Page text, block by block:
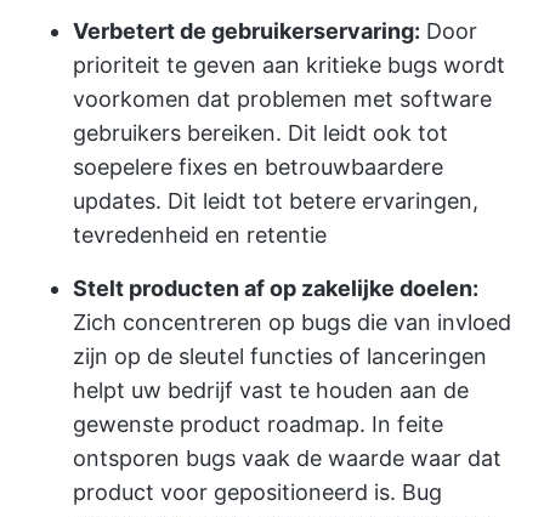
Verbetert de gebruikerservaring: Door
prioriteit te geven aan kritieke bugs wordt
voorkomen dat problemen met software
gebruikers bereiken. Dit leidt ook tot
soepelere fixes en betrouwbaardere
updates. Dit leidt tot betere ervaringen,
tevredenheid en retentie
Stelt producten af op zakelijke doelen:
Zich concentreren op bugs die van invloed
zijn op de sleutel functies of lanceringen
helpt uw bedrijf vast te houden aan de
gewenste product roadmap. In feite
ontsporen bugs vaak de waarde waar dat
product voor gepositioneerd is. Bug